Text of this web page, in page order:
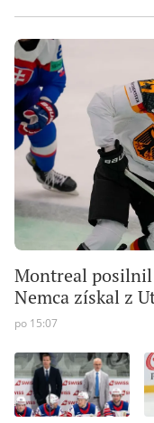
Montreal posilnil
Nemca získal z
po 15:07